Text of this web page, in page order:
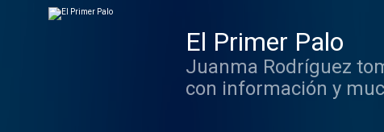
El Primer Palo
Juanma Rodríguez
con información y